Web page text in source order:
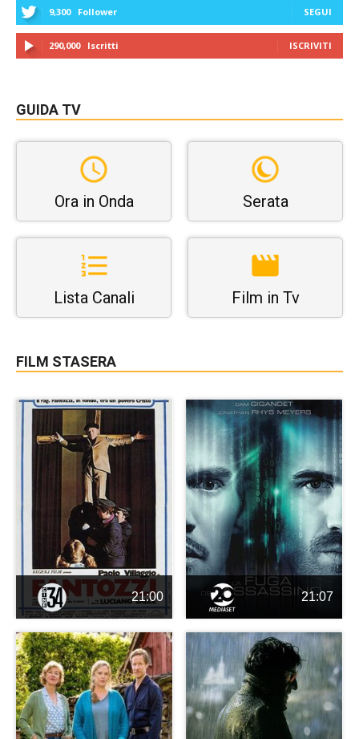
9,300 Follower SEGUI
290,000 Iscritti ISCRIVITI
GUIDA TV
Ora in Onda Serata
Lista Canali Film in Tv
FILM STASERA
21:00 21:07